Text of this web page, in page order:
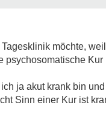
möchte,
Kur
ja akut krank bin
Sinn einer Kur ist